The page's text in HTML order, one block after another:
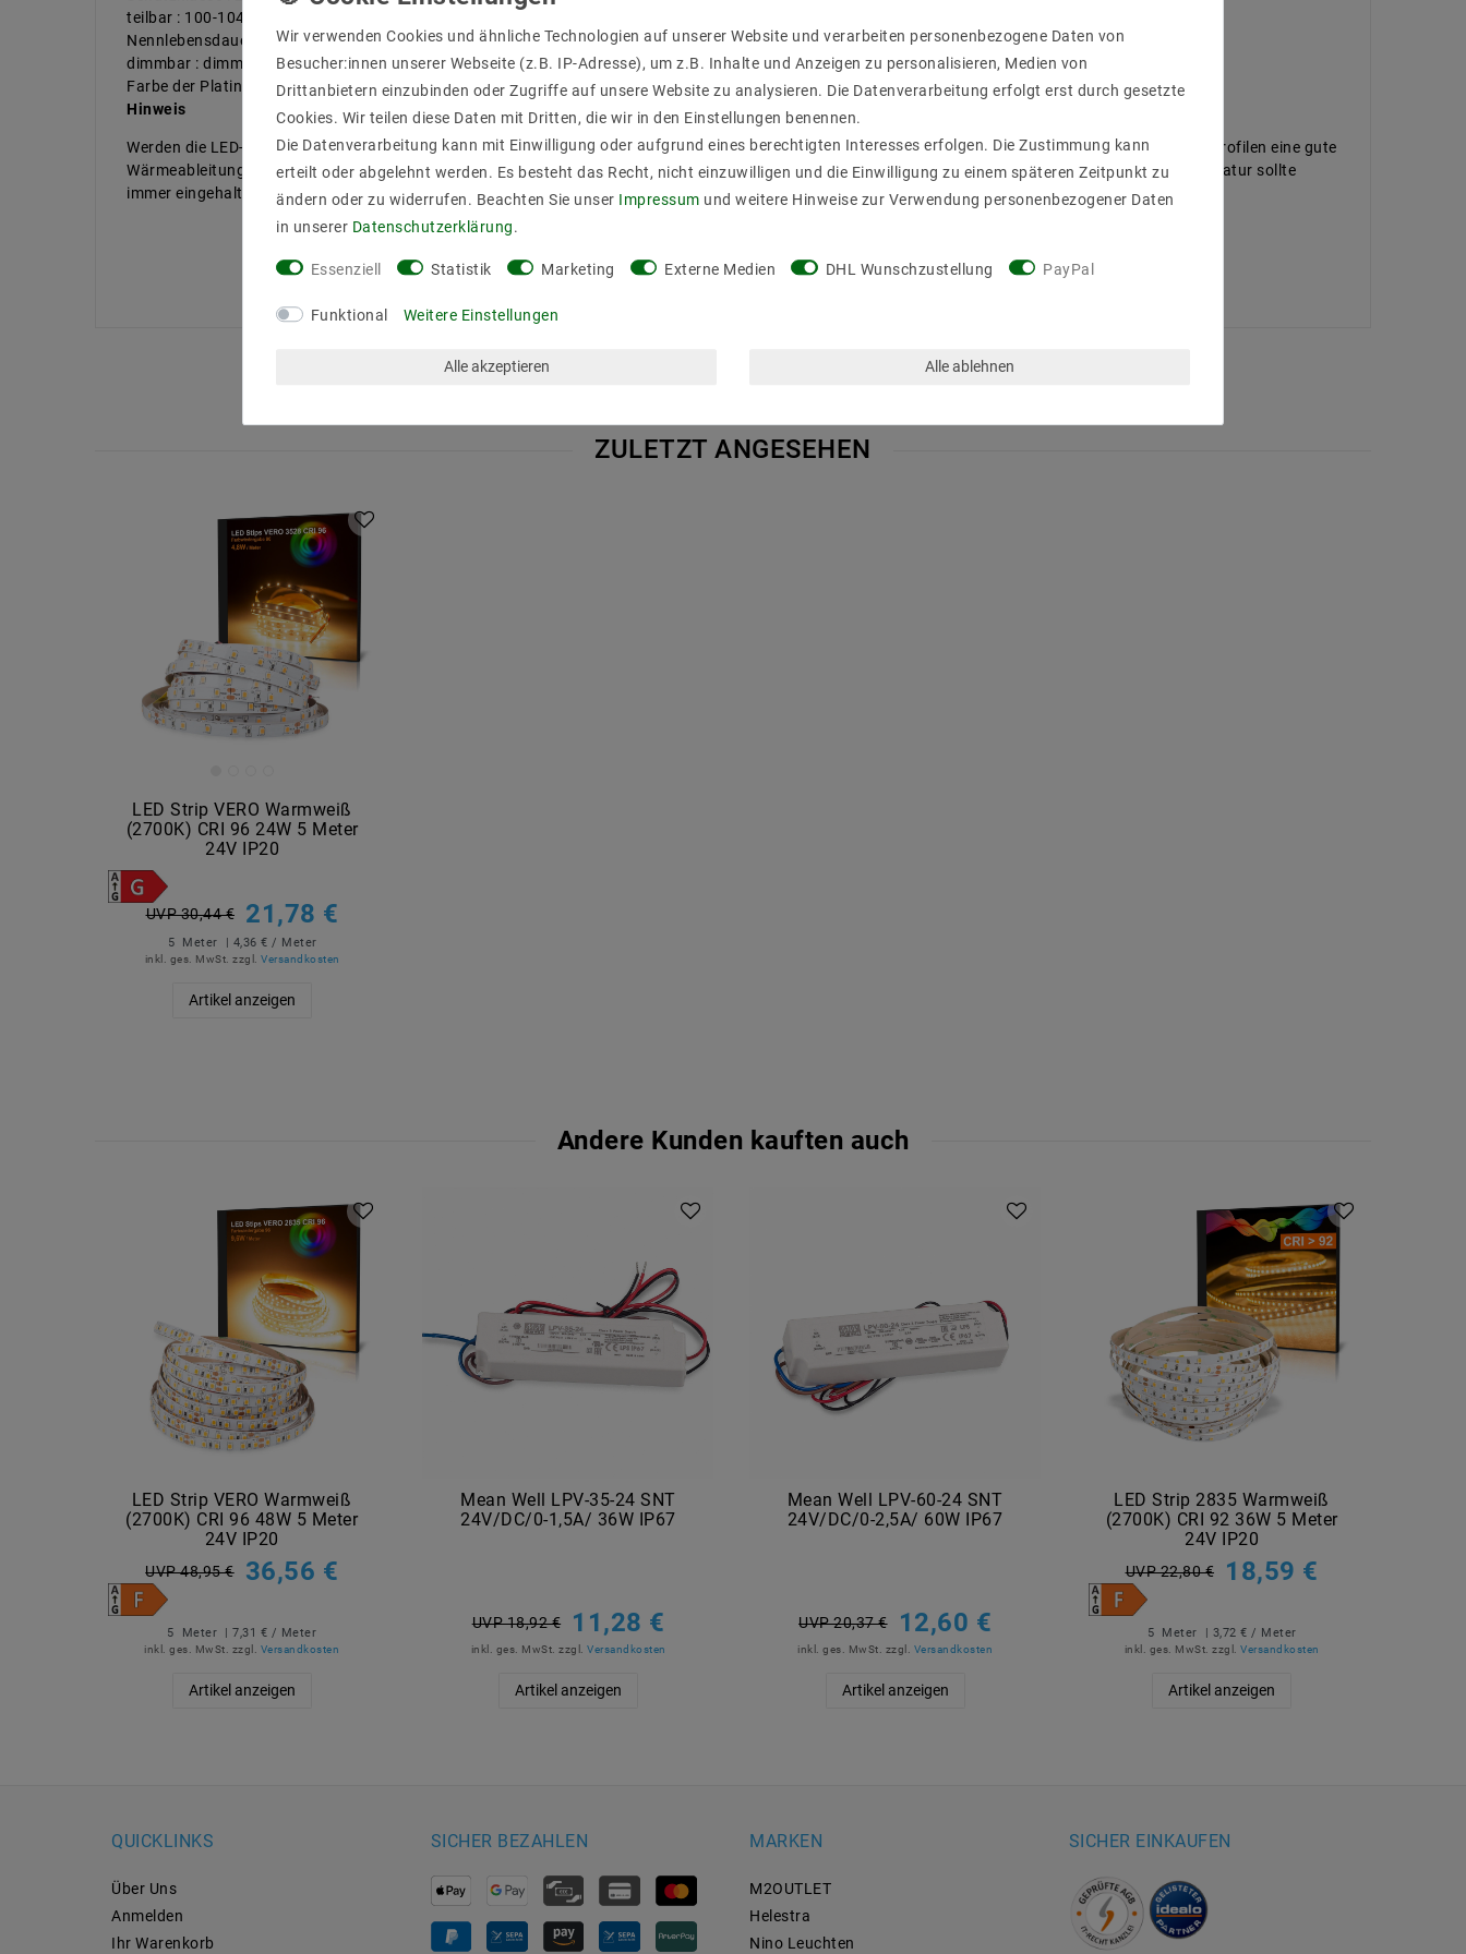
teilbar : 100-104mm
Nennlebensdauer bis zu (Stunden) : 50000
dimmbar : dimmbar über PWM
Farbe der Platine : Weiß
Hinweis
Werden die LED-Strips für mehrere Stunden am Tag betrieben. empfehlen wir eine zusätzliche Kühlung. Zum Beispiel bietet die Montage auf Aluminiumprofilen eine gute
Wärmeableitung. Gerade bei einer Leistung von mehr als 14.4 Watt pro Meter ist ein zusätzlicher Kühlkörper notwendig. Die empfohlene Betriebstemperatur sollte
immer eingehalten werden und die Strips dürfen nicht an engen oder geschlossenen Plätzen ohne Kühlmöglichkeit eingebaut werden.
ZULETZT ANGESEHEN
LED Strip VERO Warmweiß
(2700K) CRI 96 24W 5 Meter
24V IP20
UVP 30,44 € 21,78 €
5 Meter | 4,36 € / Meter
inkl. ges. MwSt. zzgl. Versandkosten
Artikel anzeigen
Andere Kunden kauften auch
LED Strip VERO Warmweiß
(2700K) CRI 96 48W 5 Meter
24V IP20
UVP 48,95 € 36,56 €
5 Meter | 7,31 € / Meter
inkl. ges. MwSt. zzgl. Versandkosten
Artikel anzeigen
Mean Well LPV-35-24 SNT
24V/DC/0-1,5A/ 36W IP67
UVP 18,92 € 11,28 €
inkl. ges. MwSt. zzgl.Versandkosten
Artikel anzeigen
Mean Well LPV-60-24 SNT
24V/DC/0-2,5A/ 60W IP67
UVP 20,37 € 12,60 €
inkl. ges. MwSt. zzgl. Versandkosten
Artikel anzeigen
LED Strip 2835 Warmweiß
(2700K) CRI 92 36W 5 Meter
24V IP20
UVP 22,80 € 18,59 €
5 Meter | 3,72 € / Meter
inkl. ges. MwSt. zzgl.Versandkosten
Artikel anzeigen
QUICKLINKS
Über Uns
Anmelden
Ihr Warenkorb
SICHER BEZAHLEN MARKEN
M2OUTLET
Helestra
Nino Leuchten
SICHER EINKAUFEN
Wir verwenden Cookies und ähnliche Technologien auf unserer Website und verarbeiten personenbezogene Daten von
Besucher:innen unserer Webseite (z.B. IP-Adresse), um z.B. Inhalte und Anzeigen zu personalisieren, Medien von
Drittanbietern einzubinden oder Zugriffe auf unsere Website zu analysieren. Die Datenverarbeitung erfolgt erst durch gesetzte
Cookies. Wir teilen diese Daten mit Dritten, die wir in den Einstellungen benennen.
Die Datenverarbeitung kann mit Einwilligung oder aufgrund eines berechtigten Interesses erfolgen. Die Zustimmung kann
erteilt oder abgelehnt werden. Es besteht das Recht, nicht einzuwilligen und die Einwilligung zu einem späteren Zeitpunkt zu
ändern oder zu widerrufen. Beachten Sie unser Impressum und weitere Hinweise zur Verwendung personenbezogener Daten
in unserer Daten­schutz­erklärung.
Essenziell Statistik Marketing Externe Medien DHL Wunschzustellung PayPal
Funktional Weitere Einstellungen
Alle akzeptieren Alle ablehnen